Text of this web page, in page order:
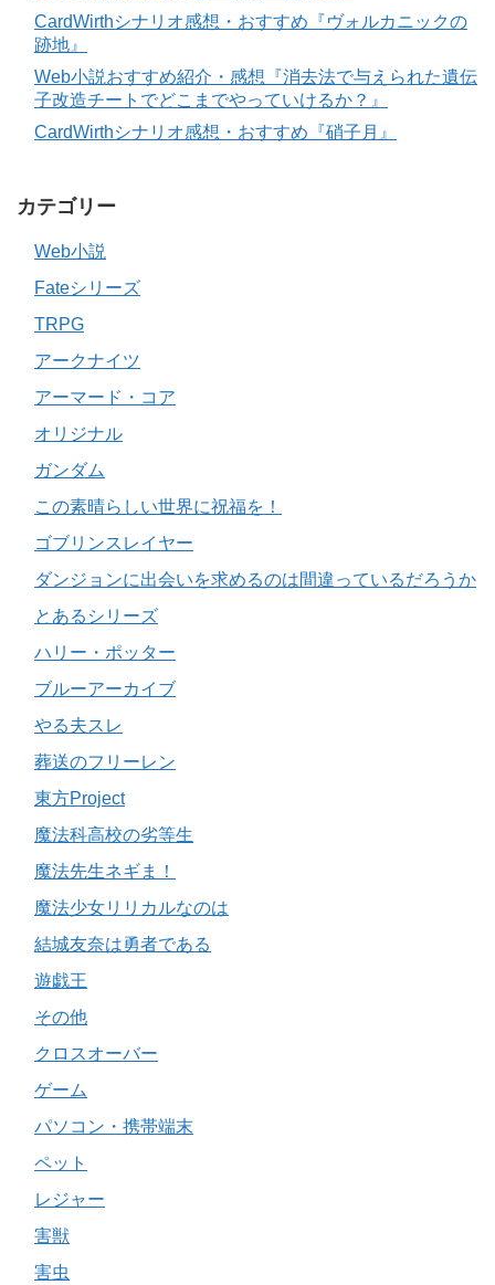
CardWirthシナリオ感想・おすすめ『ヴォルカニックの
跡地』
Web小説おすすめ紹介・感想『消去法で与えられた遺伝
子改造チートでどこまでやっていけるか？』
CardWirthシナリオ感想・おすすめ『硝子月』
カテゴリー
Web小説
Fateシリーズ
TRPG
アークナイツ
アーマード・コア
オリジナル
ガンダム
この素晴らしい世界に祝福を！
ゴブリンスレイヤー
ダンジョンに出会いを求めるのは間違っているだろうか
とあるシリーズ
ハリー・ポッター
ブルーアーカイブ
やる夫スレ
葬送のフリーレン
東方Project
魔法科高校の劣等生
魔法先生ネギま！
魔法少女リリカルなのは
結城友奈は勇者である
遊戯王
その他
クロスオーバー
ゲーム
パソコン・携帯端末
ペット
レジャー
害獣
害虫